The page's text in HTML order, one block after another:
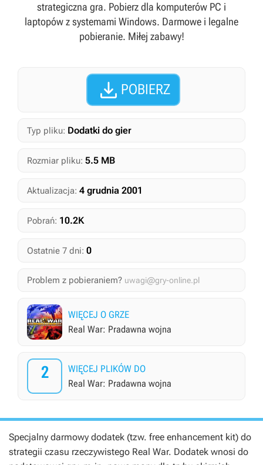
strategiczna gra. Pobierz dla komputerów PC i
laptopów z systemami Windows. Darmowe i legalne
pobieranie. Miłej zabawy!
 POBIERZ
Typ pliku: Dodatki do gier
Rozmiar pliku: 5.5 MB
Aktualizacja: 4 grudnia 2001
Pobrań: 10.2K
Ostatnie 7 dni: 0
Problem z pobieraniem? uwagi@gry-online.pl
WIĘCEJ O GRZE
Real War: Pradawna wojna
2
WIĘCEJ PLIKÓW DO
Real War: Pradawna wojna
Specjalny darmowy dodatek (tzw. free enhancement kit) do
strategii czasu rzeczywistego Real War. Dodatek wnosi do